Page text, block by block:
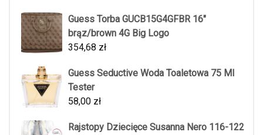
Guess Torba GUCB15G4GFBR 16"
brąz/brown 4G Big Logo
354,68 zł
Guess Seductive Woda Toaletowa 75 Ml
Tester
58,00 zł
Rajstopy Dziecięce Susanna Nero 116-122